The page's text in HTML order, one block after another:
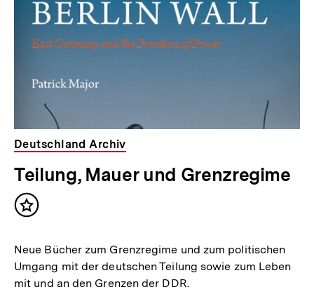
Deutschland Archiv
Teilung, Mauer und Grenzregime
Inhalt
Neue Bücher zum Grenzregime und zum politischen
Umgang mit der deutschen Teilung sowie zum Leben
mit und an den Grenzen der DDR.